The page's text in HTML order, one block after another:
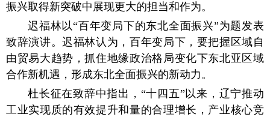
振兴取得新突破中展现更大的担当和作为。
迟福林以“百年变局下的东北全面振兴”为题发表
致辞演讲。迟福林认为，百年变局下，要把握区域自
由贸易大趋势，抓住地缘政治格局变化下东北亚区域
合作新机遇，形成东北全面振兴的新动力。
杜长征在致辞中指出，“十四五”以来，辽宁推动
工业实现质的有效提升和量的合理增长，产业核心竞